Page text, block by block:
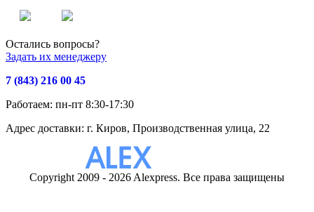
Остались вопросы?
Задать их менеджеру
7 (843) 216 00 45
Работаем: пн-пт 8:30-17:30
Адрес доставки: г. Киров, Производственная улица, 22
Copyright 2009 - 2026 Alexpress. Все права защищены